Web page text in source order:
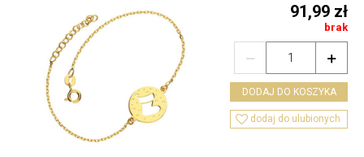
91,99 zł
brak


DODAJ DO KOSZYKA
 dodaj do ulubionych